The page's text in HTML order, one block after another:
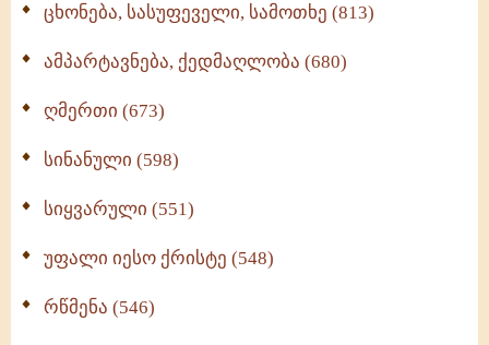
ცხონება, სასუფეველი, სამოთხე (813)
ამპარტავნება, ქედმაღლობა (680)
ღმერთი (673)
სინანული (598)
სიყვარული (551)
უფალი იესო ქრისტე (548)
რწმენა (546)